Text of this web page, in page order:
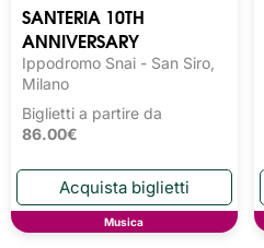
SANTERIA 10TH
ANNIVERSARY
Ippodromo Snai - San Siro,
Milano
Biglietti a partire da
86.00€
Musica